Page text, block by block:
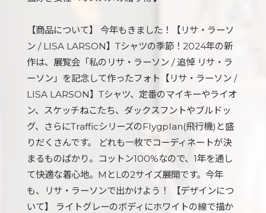
【商品について】 今年もきました！【リサ・ラーソ
ン / LISA LARSON】Tシャツの季節！2024年の新
作は、展覧会「私のリサ・ラーソン / 追悼 リサ・ラ
ーソン」を記念して作ったフォト【リサ・ラーソン /
LISA LARSON】Tシャツ、定番のマイキーやライオ
ン、スケッチねこたち、ダックスフントやブルドッ
グ、さらにTrafficシリーズのFlygplan(飛行機)と盛
りだくさんです。 どれも一枚でコーディネートが決
まるものばかり。コットン100%なので、1年を通し
て快適な着心地。MとLの2サイズ展開です。今年
も、リサ・ラーソンで出かけよう！ 【デザインにつ
いて】 ライトグレーのボディにホワイトの線で描か